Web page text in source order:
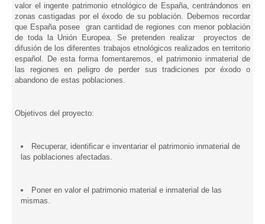
valor el ingente patrimonio etnológico de España, centrándonos en
zonas castigadas por el éxodo de su población. Debemos recordar
que España posee gran cantidad de regiones con menor población
de toda la Unión Europea. Se pretenden realizar proyectos de
difusión de los diferentes trabajos etnológicos realizados en territorio
español. De esta forma fomentaremos, el patrimonio inmaterial de
las regiones en peligro de perder sus tradiciones por éxodo o
abandono de estas poblaciones.
Objetivos del proyecto:
Recuperar, identificar e inventariar el patrimonio inmaterial de
las poblaciones afectadas.
Poner en valor el patrimonio material e inmaterial de las
mismas.